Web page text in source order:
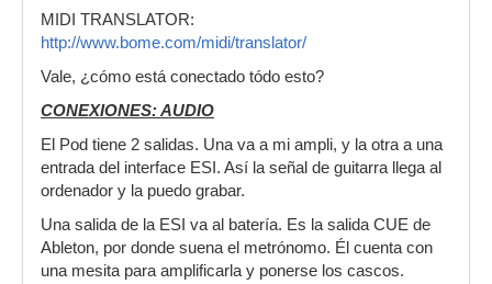
MIDI TRANSLATOR:
http://www.bome.com/midi/translator/
Vale, ¿cómo está conectado tódo esto?
CONEXIONES: AUDIO
El Pod tiene 2 salidas. Una va a mi ampli, y la otra a una
entrada del interface ESI. Así la señal de guitarra llega al
ordenador y la puedo grabar.
Una salida de la ESI va al batería. Es la salida CUE de
Ableton, por donde suena el metrónomo. Él cuenta con
una mesita para amplificarla y ponerse los cascos.